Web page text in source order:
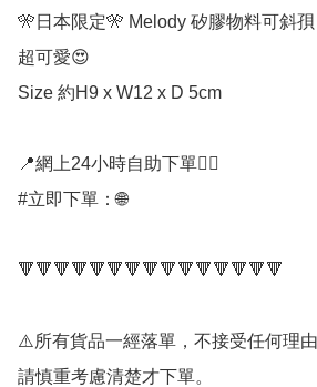
🎌日本限定🎌 Melody 矽膠物料可斜
超可愛😍
Size 約H9 x W12 x D 5cm
📍網上24小時自助下單👍🏻
#立即下單：🌐
🔻🔻🔻🔻🔻🔻🔻🔻🔻🔻🔻🔻🔻🔻🔻
⚠️所有貨品一經落單，不接受任何理
請慎重考慮清楚才下單。